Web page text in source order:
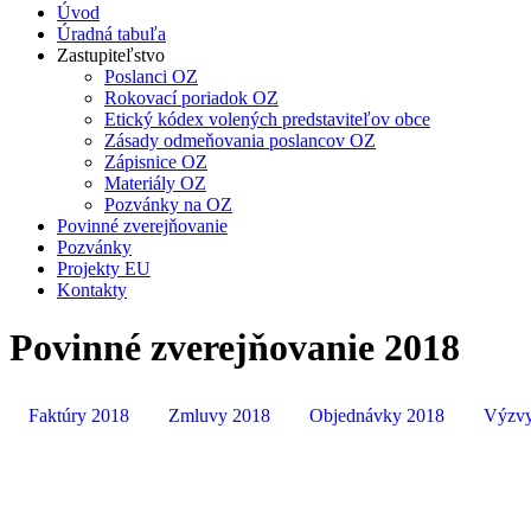
Úvod
Úradná tabuľa
Zastupiteľstvo
Poslanci OZ
Rokovací poriadok OZ
Etický kódex volených predstaviteľov obce
Zásady odmeňovania poslancov OZ
Zápisnice OZ
Materiály OZ
Pozvánky na OZ
Povinné zverejňovanie
Pozvánky
Projekty EU
Kontakty
Povinné zverejňovanie 2018
Faktúry 2018 Zmluvy 2018 Objednávky 2018